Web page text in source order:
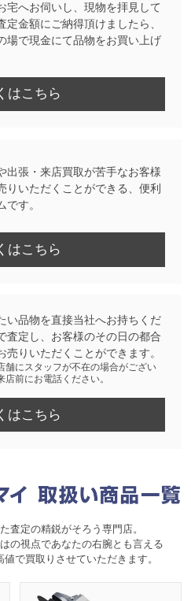
宅へお伺いし、現物を拝見して
定金額にご納得頂けましたら、
場で現金にて品物をお買い上げ
はこちら
出張・来店買取が苦手なお客様
りいただくことができる、便利
です。
はこちら
い品物を直接当社へお持ちくだ
査定し、お客様のその日の都合
売りいただくことができます。
にスタッフが不在の場合がござい
店前にお電話ください。
はこちら
査定の精鋭がそろう専門店。
の視点であなたの右腕とも言える
で買取りさせていただきます。